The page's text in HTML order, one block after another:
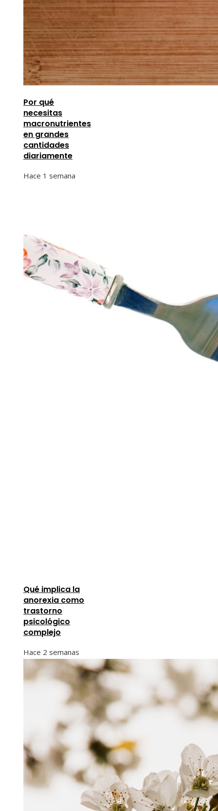
Por qué
necesitas
macronutrientes
en grandes
cantidades
diariamente
Hace 1 semana
Qué implica la
anorexia como
trastorno
psicológico
complejo
Hace 2 semanas